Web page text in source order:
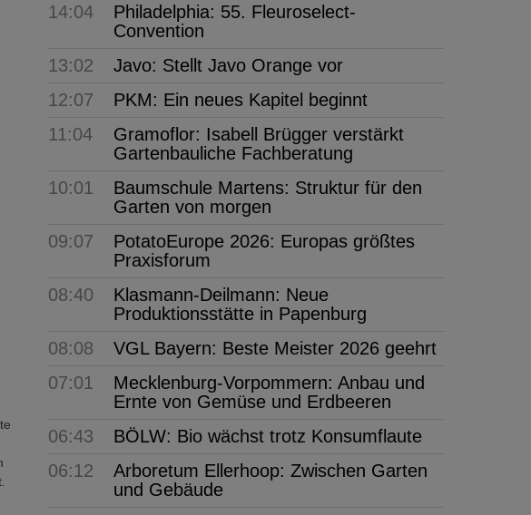
14:04
Philadelphia: 55. Fleuroselect-
Convention
13:02
Javo: Stellt Javo Orange vor
12:07
PKM: Ein neues Kapitel beginnt
11:04
Gramoflor: Isabell Brügger verstärkt
Gartenbauliche Fachberatung
10:01
Baumschule Martens: Struktur für den
Garten von morgen
09:07
PotatoEurope 2026: Europas größtes
Praxisforum
08:40
Klasmann-Deilmann: Neue
Produktionsstätte in Papenburg
08:08
VGL Bayern: Beste Meister 2026 geehrt
07:01
Mecklenburg-Vorpommern: Anbau und
Ernte von Gemüse und Erdbeeren
06:43
BÖLW: Bio wächst trotz Konsumflaute
06:12
Arboretum Ellerhoop: Zwischen Garten
und Gebäude